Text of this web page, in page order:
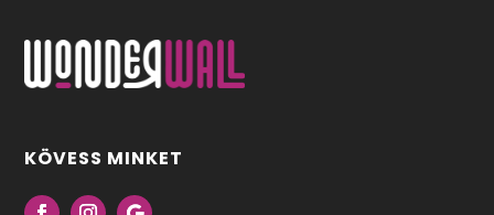
KÖVESS MINKET